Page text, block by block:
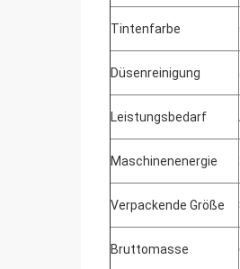
Tintenfarbe
Düsenreinigung
Leistungsbedarf
Maschinenenergie
Verpackende Größe
Bruttomasse